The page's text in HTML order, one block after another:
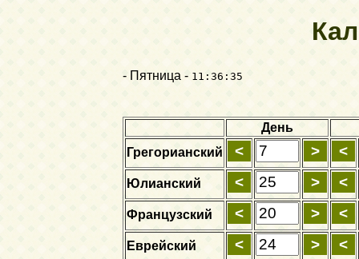
- Пятница - 11:36:35
День
Грегорианский
Юлианский
Французский
Еврейский